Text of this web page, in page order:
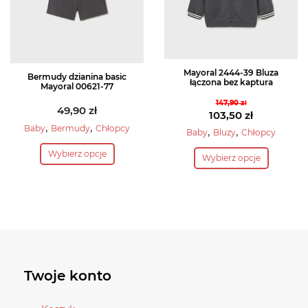
na
stronie
Bermudy dzianina basic
Mayoral 00621-77
49,90 zł
Baby, Bermudy, Chłopcy
Wybierz opcje
Ten
produkt
na
Mayoral 2444-39 Bluza
łączona bez kaptura
147,90zł
Pierwotna
cena
wynosiła:
147,90 zł.
103,50 zł
Aktualna
cena
wynosi:
Baby, Bluzy, Chłopcy
Wybierz opcje
Ten
produkt
Twoje konto